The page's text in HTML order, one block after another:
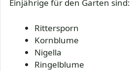
Einjährige für den Garten sind:
Rittersporn
Kornblume
Nigella
Ringelblume